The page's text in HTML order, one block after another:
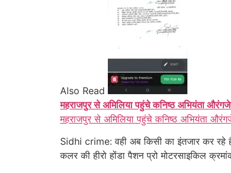
Also Read
महराजपुर से अमिलिया पहुंचे कनिष्ठ अभियंता
महराजपुर से अमिलिया पहुंचे कनिष्ठ अभियंता
Sidhi crime: वही अब किसी का इंतजार कर रहे
कलर की हीरो होंडा पैशन प्रो मोटरसाइकिल